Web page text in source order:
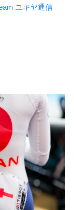
ユキヤ通信